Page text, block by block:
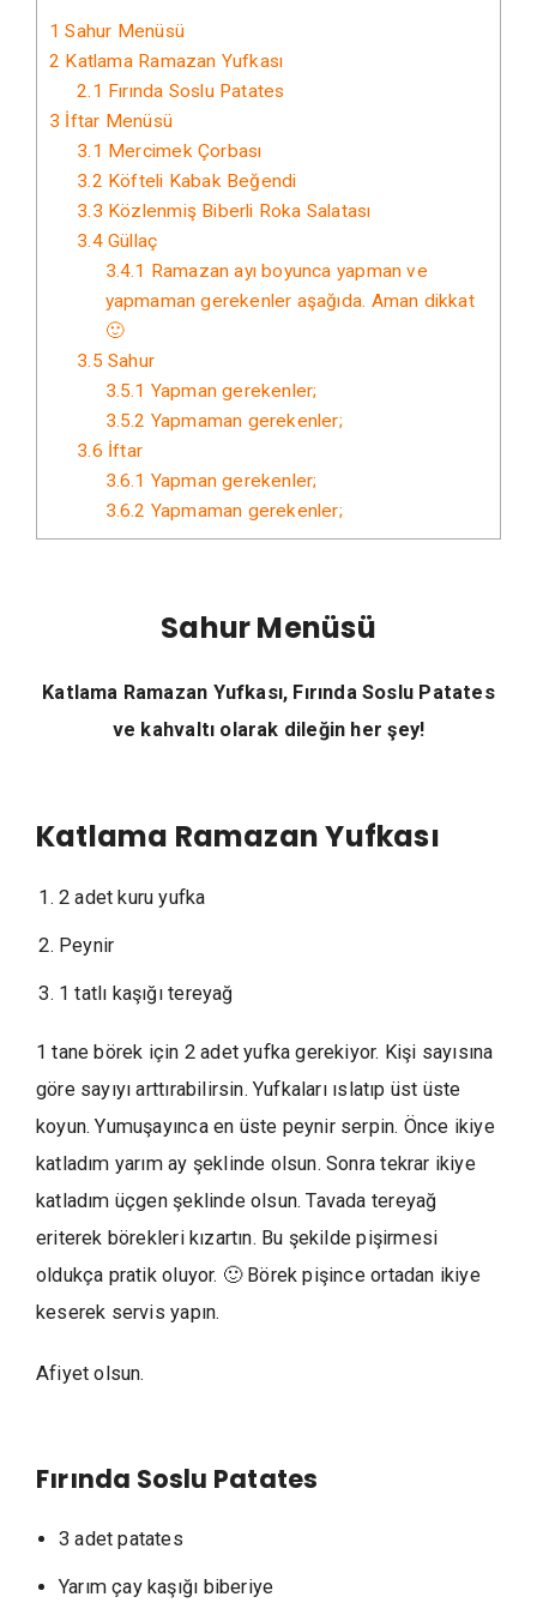
1 Sahur Menüsü
2 Katlama Ramazan Yufkası
2.1 Fırında Soslu Patates
3 İftar Menüsü
3.1 Mercimek Çorbası
3.2 Köfteli Kabak Beğendi
3.3 Közlenmiş Biberli Roka Salatası
3.4Güllaç
3.4.1 Ramazan ayı boyunca yapman ve
yapmaman gerekenler aşağıda. Aman dikkat
🙂
3.5 Sahur
3.5.1 Yapman gerekenler;
3.5.2 Yapmaman gerekenler;
3.6 İftar
3.6.1 Yapman gerekenler;
3.6.2 Yapmaman gerekenler;
Sahur Menüsü
Katlama Ramazan Yufkası, Fırında Soslu Patates
ve kahvaltı olarak dileğin her şey!
Katlama Ramazan Yufkası
2 adet kuru yufka
Peynir
1 tatlı kaşığı tereyağ
1 tane börek için 2 adet yufka gerekiyor. Kişi sayısına
göre sayıyı arttırabilirsin. Yufkaları ıslatıp üst üste
koyun. Yumuşayınca en üste peynir serpin. Önce ikiye
katladım yarım ay şeklinde olsun. Sonra tekrar ikiye
katladım üçgen şeklinde olsun. Tavada tereyağ
eriterek börekleri kızartın. Bu şekilde pişirmesi
oldukça pratik oluyor. 🙂 Börek pişince ortadan ikiye
keserek servis yapın.
Afiyet olsun.
Fırında Soslu Patates
3 adet patates
Yarım çay kaşığı biberiye